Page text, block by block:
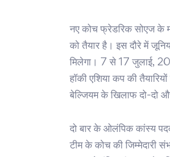
नए कोच फ्रेडरिक सोएज के
को तैयार है। इस दौरे में
मिलेगा। 7 से 17 जुलाई,
हॉकी एशिया कप की
बेल्जियम के खिलाफ दो-दो
दो बार के ओलंपिक कांस्य
टीम के कोच की जिम्मेदारी